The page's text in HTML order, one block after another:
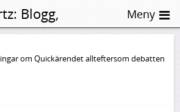
om Quickärendet allteftersom debatten
Blogg,
Meny